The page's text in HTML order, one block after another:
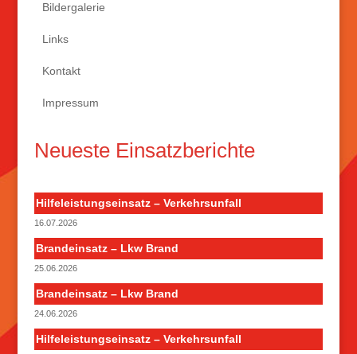
Bildergalerie
Links
Kontakt
Impressum
Neueste Einsatzberichte
Hilfeleistungseinsatz – Verkehrsunfall
16.07.2026
Brandeinsatz – Lkw Brand
25.06.2026
Brandeinsatz – Lkw Brand
24.06.2026
Hilfeleistungseinsatz – Verkehrsunfall